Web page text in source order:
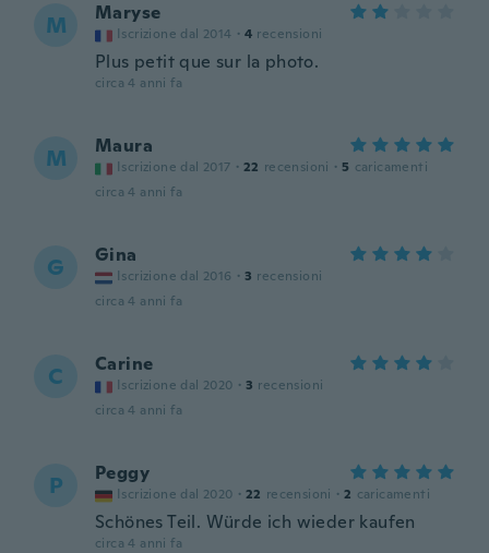
M Maryse
Iscrizione dal 2014 · 4 recensioni
Plus petit que sur la photo.
circa 4 anni fa
M Maura
Iscrizione dal 2017 · 22 recensioni · 5 caricamenti
circa 4 anni fa
G Gina
Iscrizione dal 2016 · 3 recensioni
circa 4 anni fa
C Carine
Iscrizione dal 2020 · 3 recensioni
circa 4 anni fa
P Peggy
Iscrizione dal 2020 · 22 recensioni · 2 caricamenti
Schönes Teil. Würde ich wieder kaufen
circa 4 anni fa